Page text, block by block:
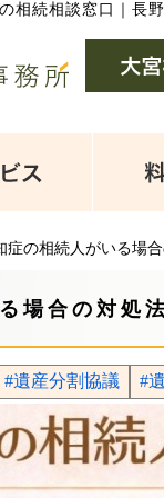
相続相談窓口｜長
症の相続人がいる場
場合の対処
#遺産分割協議 #